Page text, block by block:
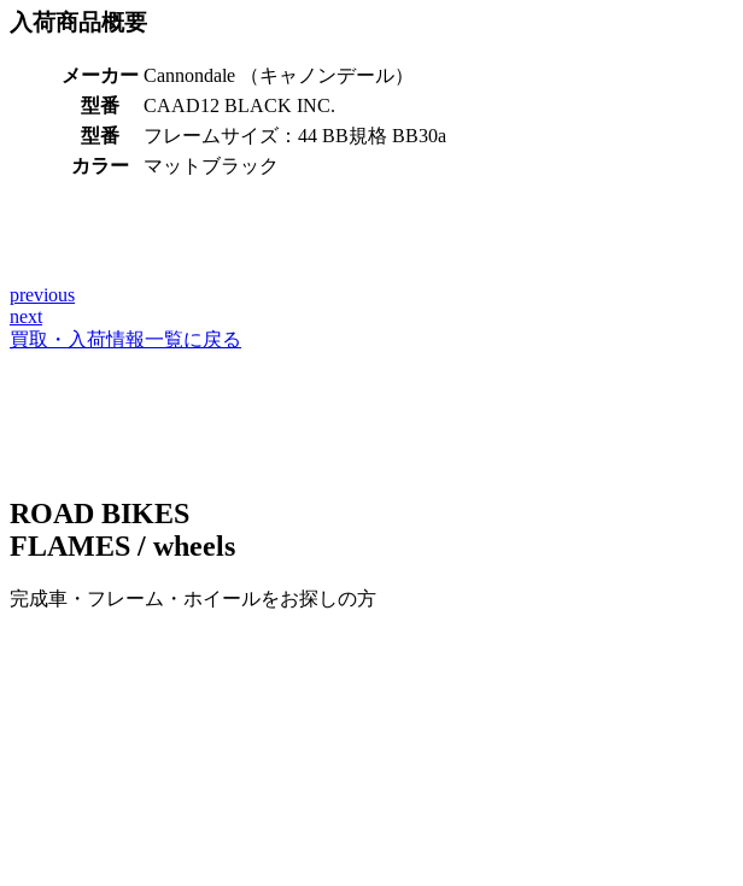
入荷商品概要
メーカー Cannondale （キャノンデール）
型番
CAAD12 BLACK INC.
型番
フレームサイズ：44 BB規格 BB30a
カラー
マットブラック
投
稿
ー
シ
ン
previous
next
買取・入荷情報一覧に戻る
ROAD BIKES
FLAMES / wheels
完成車・フレーム・ホイールをお探しの方